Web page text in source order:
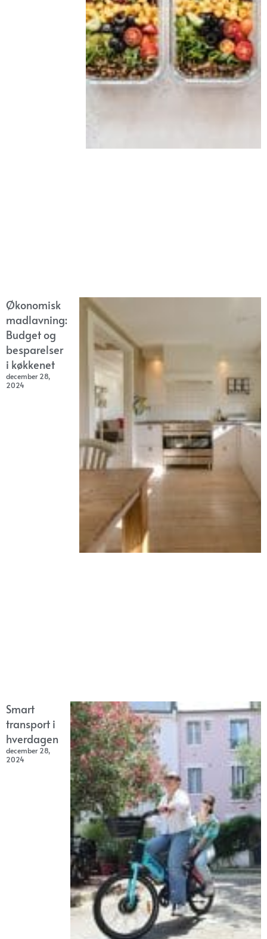
Økonomisk
madlavning:
Budget og
besparelser
i køkkenet
december 28,
2024
Smart
transport i
hverdagen
december 28,
2024